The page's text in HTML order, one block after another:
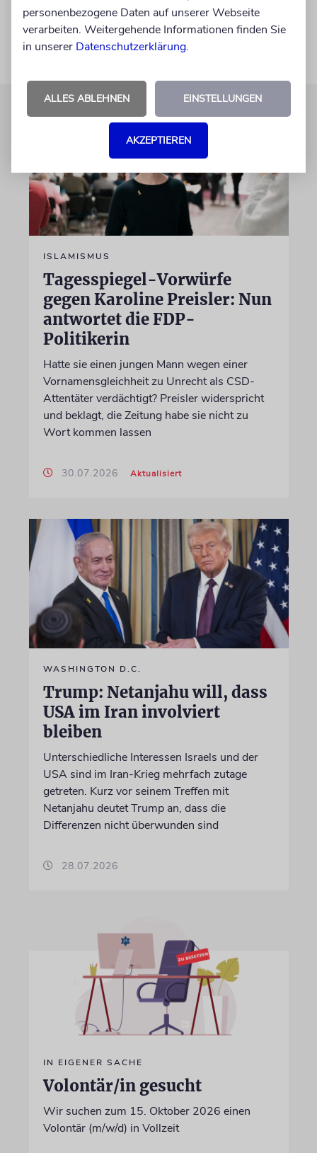
ISLAMISMUS
Tagesspiegel-Vorwürfe
gegen Karoline Preisler: Nun
antwortet die FDP-
Politikerin
Hatte sie einen jungen Mann wegen einer
Vornamensgleichheit zu Unrecht als CSD-
Attentäter verdächtigt? Preisler widerspricht
und beklagt, die Zeitung habe sie nicht zu
Wort kommen lassen
30.07.2026 Aktualisiert
WASHINGTON D.C.
Trump: Netanjahu will, dass
USA im Iran involviert
bleiben
Unterschiedliche Interessen Israels und der
USA sind im Iran-Krieg mehrfach zutage
getreten. Kurz vor seinem Treffen mit
Netanjahu deutet Trump an, dass die
Differenzen nicht überwunden sind
28.07.2026
IN EIGENER SACHE
Volontär/in gesucht
Wir suchen zum 15. Oktober 2026 einen
Volontär (m/w/d) in Vollzeit
personenbezogene Daten auf unserer Webseite
verarbeiten. Weitergehende Informationen finden Sie
in unserer Datenschutzerklärung.
ALLES ABLEHNEN EINSTELLUNGEN
AKZEPTIEREN